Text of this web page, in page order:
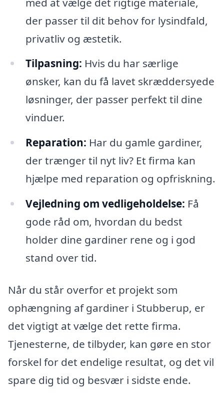
der passer til dit behov for lysindfald,
privatliv og æstetik.
Tilpasning: Hvis du har særlige
ønsker, kan du få lavet skræddersyede
løsninger, der passer perfekt til dine
vinduer.
Reparation: Har du gamle gardiner,
der trænger til nyt liv? Et firma kan
hjælpe med reparation og opfriskning.
Vejledning om vedligeholdelse: Få
gode råd om, hvordan du bedst
holder dine gardiner rene og i god
stand over tid.
Når du står overfor et projekt som
ophængning af gardiner i Stubberup, er
det vigtigt at vælge det rette firma.
Tjenesterne, de tilbyder, kan gøre en stor
forskel for det endelige resultat, og det vil
spare dig tid og besvær i sidste ende.